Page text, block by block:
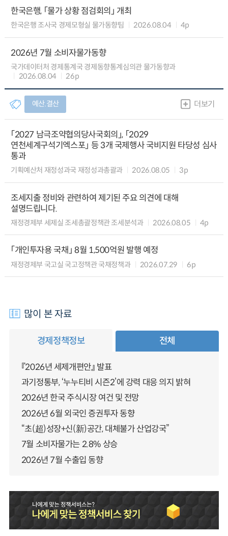
한국은행, 「물가 상황 점검회의」 개최
한국은행 조사국 경제모형실 물가동향팀 2026.08.04 4p
2026년 7월 소비자물가동향
국가데이터처 경제통계국 경제동향통계심의관 물가동향과
2026.08.04
26p
예산.결산 더보기
「2027 남극조약협의당사국회의」, 「2029
연천세계구석기엑스포」 등 3개 국제행사 국비지원 타당성 심사
통과
기획예산처 재정성과국 재정성과총괄과 2026.08.05 3p
조세지출 정비와 관련하여 제기된 주요 의견에 대해
설명드립니다.
재정경제부 세제실 조세총괄정책관 조세분석과 2026.08.05 4p
「개인투자용 국채」 8월 1,500억원 발행 예정
재정경제부 국고실 국고정책관 국채정책과 2026.07.29 6p
많이 본 자료
경제정책정보 전체
『2026년 세제개편안』 발표
과기정통부, ‘누누티비 시즌2’에 강력 대응 의지 밝혀
2026년 한국 주식시장 여건 및 전망
2026년 6월 외국인 증권투자 동향
“초(超)성장+신(新)공간, 대체불가 산업강국”
7월 소비자물가는 2.8% 상승
2026년 7월 수출입 동향